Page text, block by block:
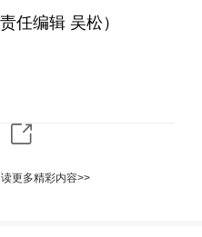
任编辑 吴松）
更多精彩内容>>